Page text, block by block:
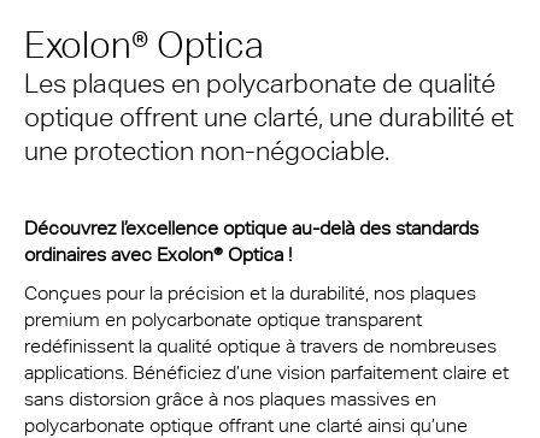
Exolon® Optica
Les plaques en polycarbonate de qualité
optique offrent une clarté, une durabilité et
une protection non-négociable.
Découvrez l’excellence optique au-delà des standards
ordinaires avec Exolon® Optica !
Conçues pour la précision et la durabilité, nos plaques
premium en polycarbonate optique transparent
redéfinissent la qualité optique à travers de nombreuses
applications. Bénéficiez d’une vision parfaitement claire et
sans distorsion grâce à nos plaques massives en
polycarbonate optique offrant une clarté ainsi qu’une